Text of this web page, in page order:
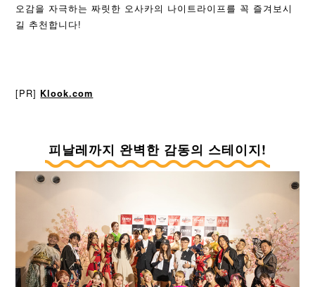
오감을 자극하는 짜릿한 오사카의 나이트라이프를 꼭 즐겨보시
길 추천합니다!
[PR] Klook.com
피날레까지 완벽한 감동의 스테이지!